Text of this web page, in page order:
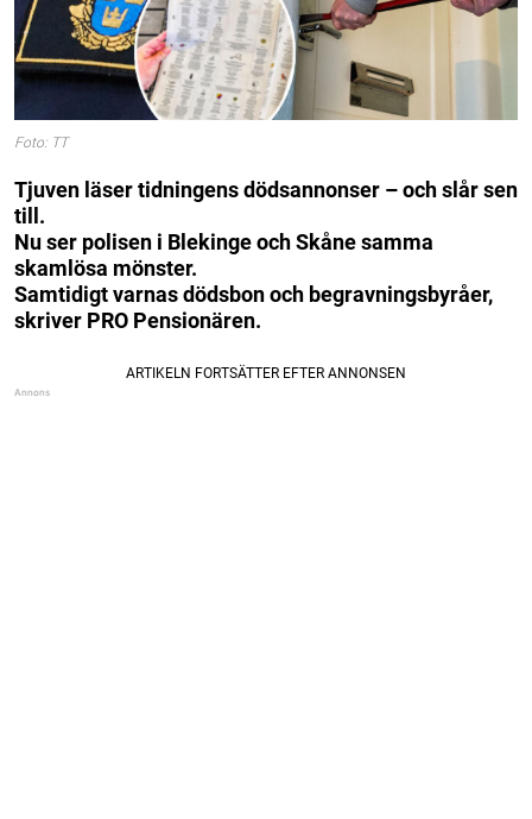
Foto: TT
Tjuven läser tidningens dödsannonser – och slår sen
till.
Nu ser polisen i Blekinge och Skåne samma
skamlösa mönster.
Samtidigt varnas dödsbon och begravningsbyråer,
skriver PRO Pensionären.